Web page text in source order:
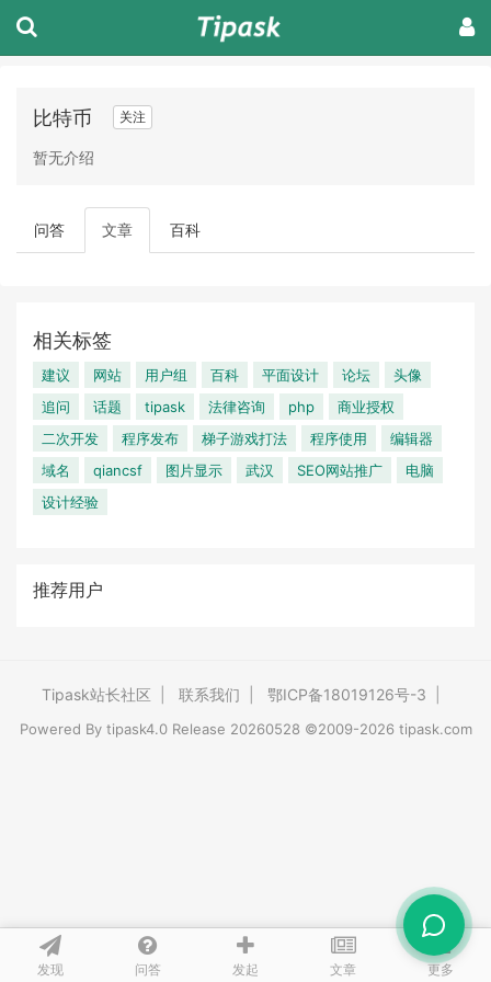
发现 问答 发起 文章 更多
比特币 关注
暂无介绍
问答 文章 百科
相关标签
建议 网站 用户组 百科 平面设计 论坛
头像
追问
话题 tipask 法律咨询 php
商业授权
二次开发
程序发布 梯子游戏打法 程序使用
编辑器
域名
qiancsf 图片显示 武汉 SEO网站推广
电脑
设计经验
推荐用户
Tipask站长社区 联系我们 鄂ICP备18019126号-3
Powered By tipask4.0Release 20260528 ©2009-2026 tipask.com